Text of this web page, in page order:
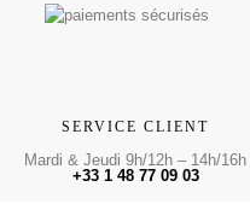
SERVICE CLIENT
Mardi & Jeudi 9h/12h – 14h/16h
+33 1 48 77 09 03